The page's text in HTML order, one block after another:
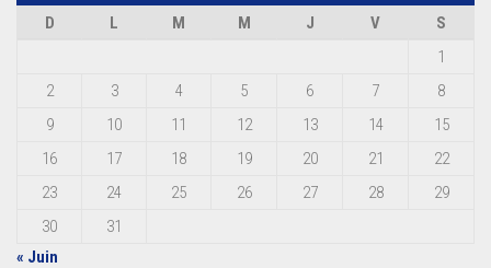
D
L M M J V
S
1
2
3 4 5 6 7
8
9
10 11 12 13 14
15
16
17 18 19 20 21
22
23
24 25 26 27 28
29
30
31
« Juin